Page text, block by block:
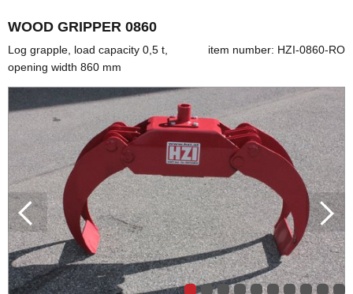
WOOD GRIPPER 0860
Log grapple, load capacity 0,5 t,
opening width 860 mm
item number: HZI-0860-RO